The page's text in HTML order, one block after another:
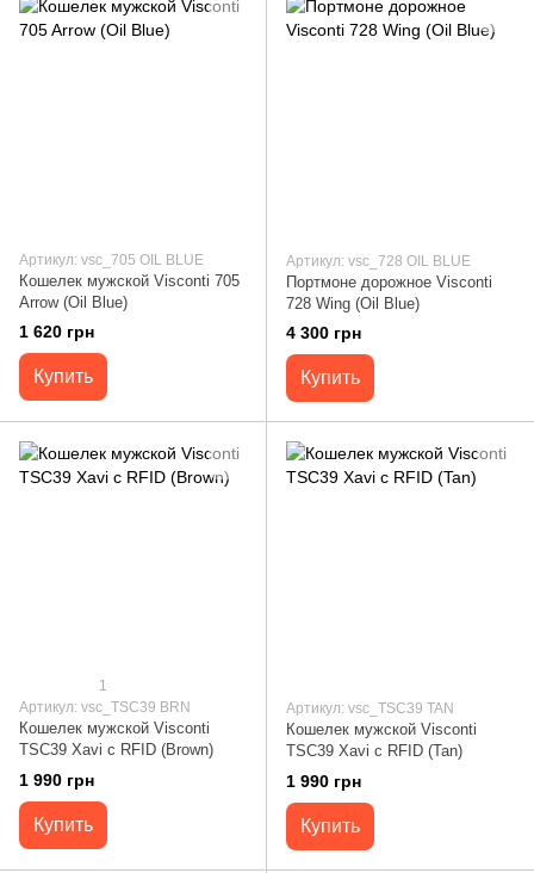
Артикул: vsc_705 OIL BLUE
Кошелек мужской Visconti 705
Arrow (Oil Blue)
1 620 грн
Купить
Артикул: vsc_728 OIL BLUE
Портмоне дорожное Visconti
728 Wing (Oil Blue)
4 300 грн
Купить
1
Артикул: vsc_TSC39 BRN
Кошелек мужской Visconti
TSC39 Xavi c RFID (Brown)
1 990 грн
Купить
Артикул: vsc_TSC39 TAN
Кошелек мужской Visconti
TSC39 Xavi c RFID (Tan)
1 990 грн
Купить